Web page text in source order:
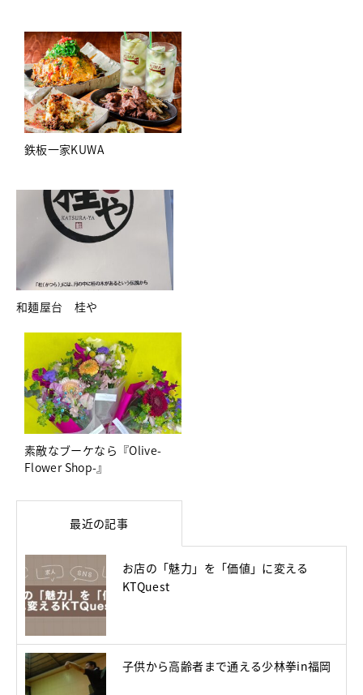
鉄板一家KUWA
和麺屋台 桂や
素敵なブーケなら『Olive-
Flower Shop-』
最近の記事
お店の「魅力」を「価値」に変える
KTQuest
子供から高齢者まで通える少林拳in福岡